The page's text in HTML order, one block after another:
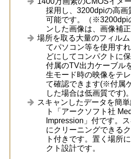
採用し、3200dpiの高画
可能です。（※3200dpi
ンした画像は、画像補
場所を取る大量のフィル
てパソコン等を使用す
どにしてコンパクトに
付属のTV出力ケーブル
生モード時の映像をテ
て確認できます(※付属
した場合は低画質です)。
スキャンしたデータを簡
ト「アークソフト社
Impression」付です。
にクリーニングできる
ト付きです。置く場所
クト設計です。